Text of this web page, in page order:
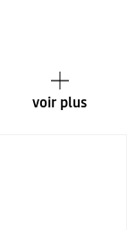
voir plus